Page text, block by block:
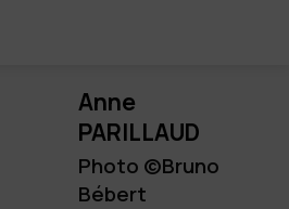
Anne
PARILLAUD
Photo ©Bruno
Bébert